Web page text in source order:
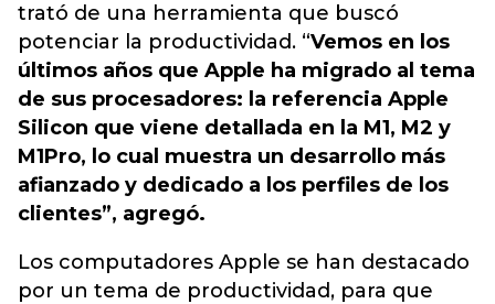
trató de una herramienta que buscó
potenciar la productividad. “Vemos en los
últimos años que Apple ha migrado al tema
de sus procesadores: la referencia Apple
Silicon que viene detallada en la M1, M2 y
M1Pro, lo cual muestra un desarrollo más
afianzado y dedicado a los perfiles de los
clientes”, agregó.
Los computadores Apple se han destacado
por un tema de productividad, para que